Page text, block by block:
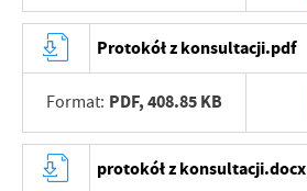
Protokół z konsultacji.pdf
Format: PDF,408.85 KB
protokół z konsultacji.docx